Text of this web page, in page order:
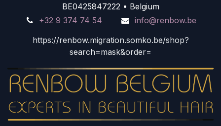
BE0425847222 • Belgium
+32 9 374 74 54
info@renbow.be
https://renbow.migration.somko.be/shop?
search=mask&order=